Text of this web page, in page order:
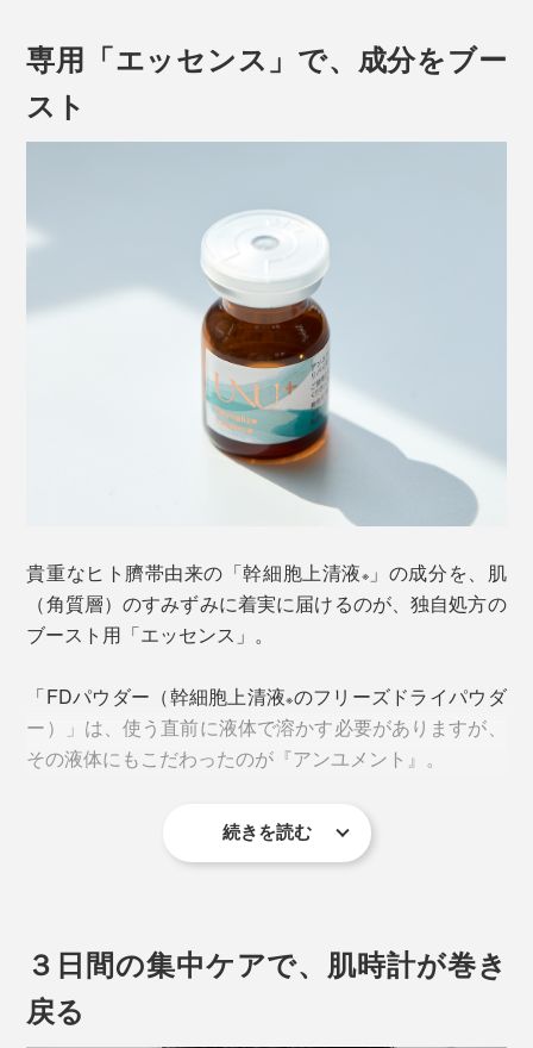
また、この幹細胞を培養すると、その過程で成長因子や
サイトカイン、エクソソームなど、肌をすこやかに保つ
成分が分泌されます。
それらを含む培養液の上澄み液（＝幹細胞上清液
を、配合しているのが幹細胞コスメです（幹細胞自体は
当然、成長因子やサイトカイン、エクソソームは、老化
した細胞よりも成長期の細胞に多く含まれると考えら
「リバイタライズ FDセラム」の原料に使用されている
のは、日本人女性の臍帯（へその緒）由来の「幹細胞上
清液※」。
専用「エッセンス」で、成分をブー
スト
貴重なヒト臍帯由来の「幹細胞上清液※ 」の成分を、肌
（角質層）のすみずみに着実に届けるのが、独自処方の
ブースト用「エッセンス」。
「FDパウダー（幹細胞上清液※のフリーズドライパウダ
ー）」は、使う直前に液体で溶かす必要がありますが、
その液体にもこだわったのが『アンユメント』。
に含まれる成分を肌細胞に届け、働きを
肌のキメをととのえ、うるおいを抱え込み、成分の通り
道を作るイメージ。軽い質感で、なめらかに伸び広が
続きを読む
３日間の集中ケアで、肌時計が巻き
戻る